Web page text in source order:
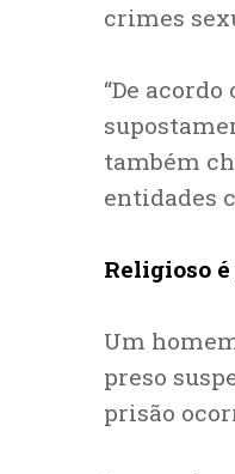
crimes
“De
também
entidades
Religioso
Um
preso
prisão